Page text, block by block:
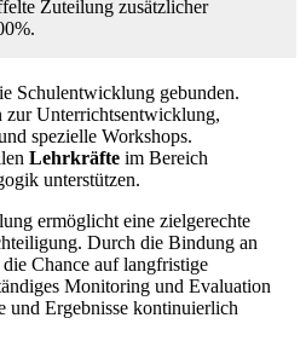
Zuteilung zusätzlicher
Schulentwicklung gebunden.
Unterrichtsentwicklung,
spezielle Workshops.
Lehrkräfte im Bereich
unterstützen.
ermöglicht eine zielgerechte
Durch die Bindung an
Chance auf langfristige
Monitoring und Evaluation
und Ergebnisse kontinuierlich